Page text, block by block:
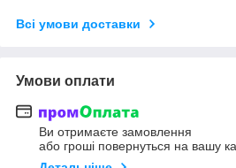
Всі умови доставки
Умови оплати
Ви отримаєте замовлення
або гроші повернуться на вашу